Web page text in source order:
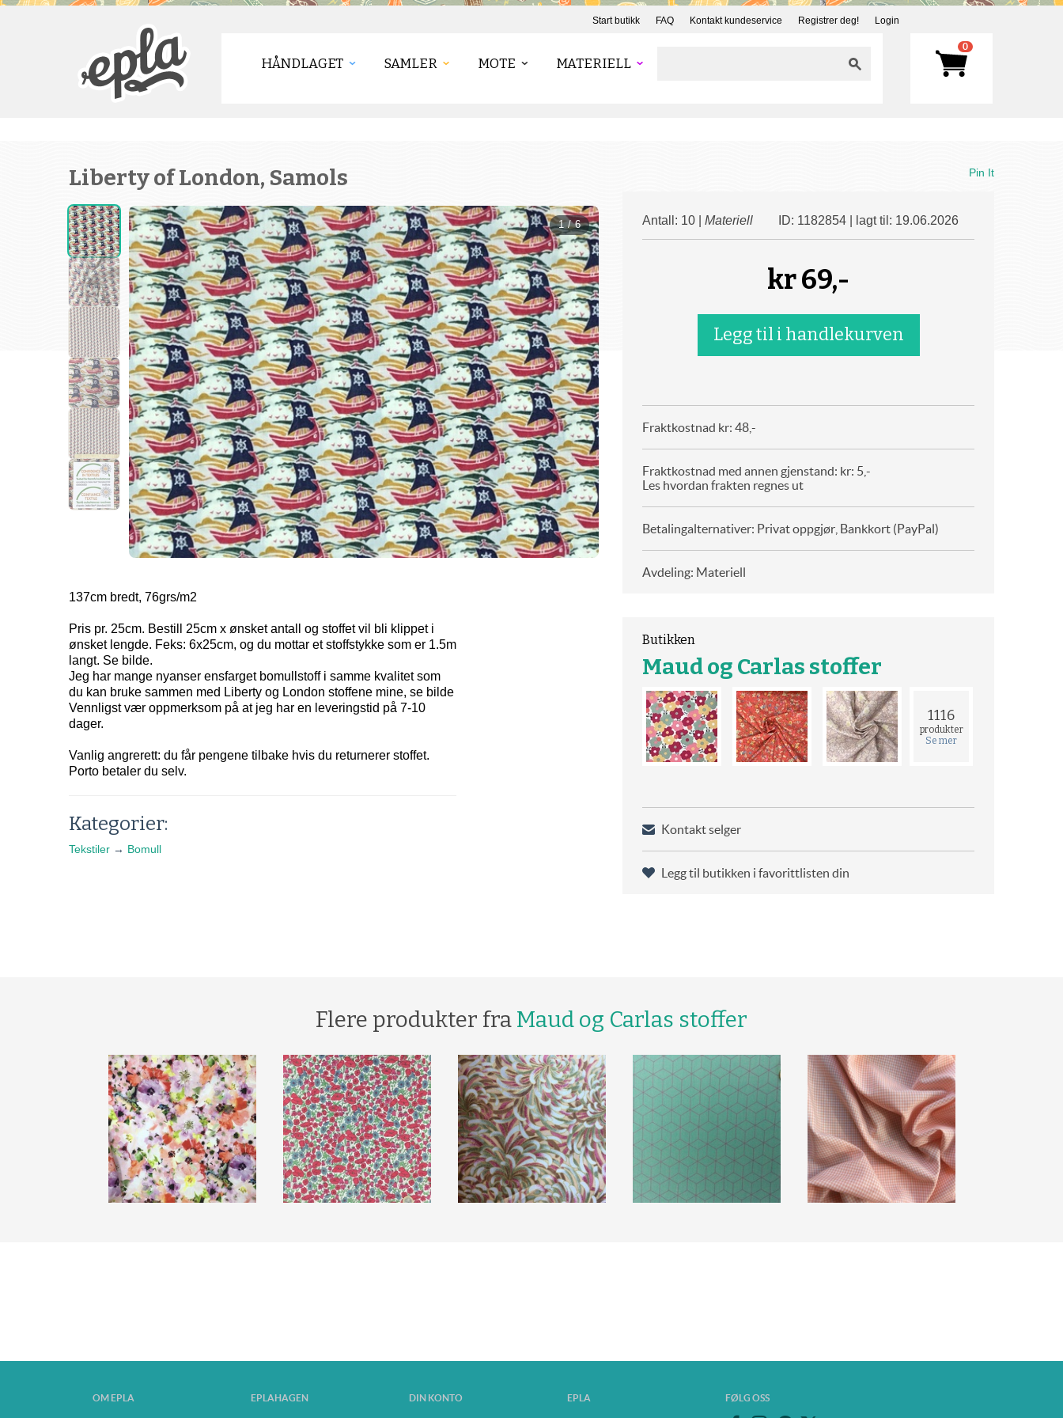
Start butikk FAQ Kontakt kundeservice Registrer deg! Login
HÅNDLAGET SAMLER MOTE MATERIELL
0
Liberty of London, Samols
1 / 6
137cm bredt, 76grs/m2
Pris pr. 25cm. Bestill 25cm x ønsket antall og stoffet vil bli klippet i
ønsket lengde. Feks: 6x25cm, og du mottar et stoffstykke som er 1.5m
langt. Se bilde.
Jeg har mange nyanser ensfarget bomullstoff i samme kvalitet som
du kan bruke sammen med Liberty og London stoffene mine, se bilde
Vennligst vær oppmerksom på at jeg har en leveringstid på 7-10
dager.
Vanlig angrerett: du får pengene tilbake hvis du returnerer stoffet.
Porto betaler du selv.
Kategorier:
Tekstiler → Bomull
Pin It
Antall: 10 | Materiell ID: 1182854 | lagt til: 19.06.2026
kr69,-
Fraktkostnad kr: 48,-
Fraktkostnad med annen gjenstand: kr: 5,-
Les hvordan frakten regnes ut
Betalingalternativer: Privat oppgjør, Bankkort (PayPal)
Avdeling: Materiell
Butikken
Maud og Carlas stoffer
1116
produkter
Se mer
Kontakt selger
Legg til butikken i favorittlisten din
Flere produkter fra Maud og Carlas stoffer
OM EPLA EPLAHAGEN DIN KONTO EPLA FØLG OSS